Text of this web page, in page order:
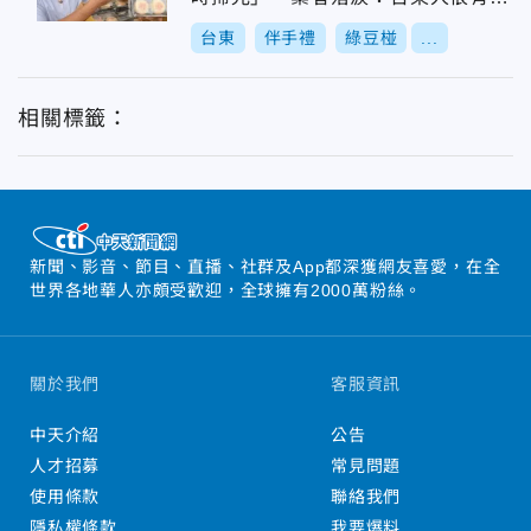
心
台東 伴手禮 綠豆椪
相關標籤：
新聞、影音、節目、直播、社群及App都深獲網友喜愛，在全
世界各地華人亦頗受歡迎，全球擁有2000萬粉絲。
關於我們
中天介紹
人才招募
使用條款
客服資訊
公告
常見問題
聯絡我們